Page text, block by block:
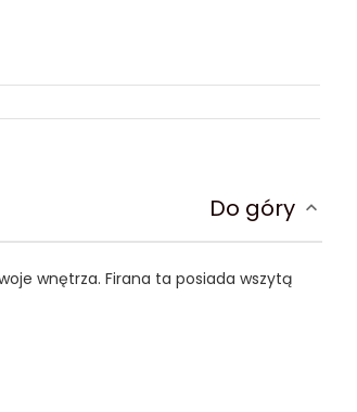
Do góry
wnętrza. Firana ta posiada wszytą